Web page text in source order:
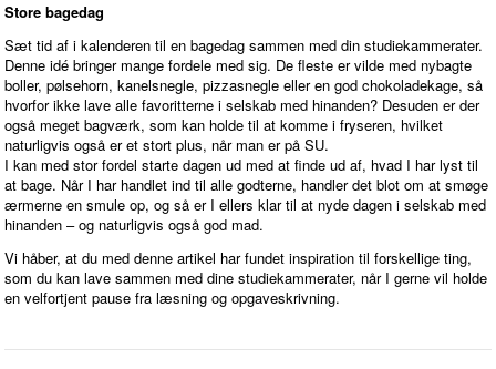
Store bagedag
Sæt tid af i kalenderen til en bagedag sammen med din studiekammerater.
Denne idé bringer mange fordele med sig. De fleste er vilde med nybagte
boller, pølsehorn, kanelsnegle, pizzasnegle eller en god chokoladekage, så
hvorfor ikke lave alle favoritterne i selskab med hinanden? Desuden er der
også meget bagværk, som kan holde til at komme i fryseren, hvilket
naturligvis også er et stort plus, når man er på SU.
I kan med stor fordel starte dagen ud med at finde ud af, hvad I har lyst til
at bage. Når I har handlet ind til alle godterne, handler det blot om at smøge
ærmerne en smule op, og så er I ellers klar til at nyde dagen i selskab med
hinanden – og naturligvis også god mad.
Vi håber, at du med denne artikel har fundet inspiration til forskellige ting,
som du kan lave sammen med dine studiekammerater, når I gerne vil holde
en velfortjent pause fra læsning og opgaveskrivning.